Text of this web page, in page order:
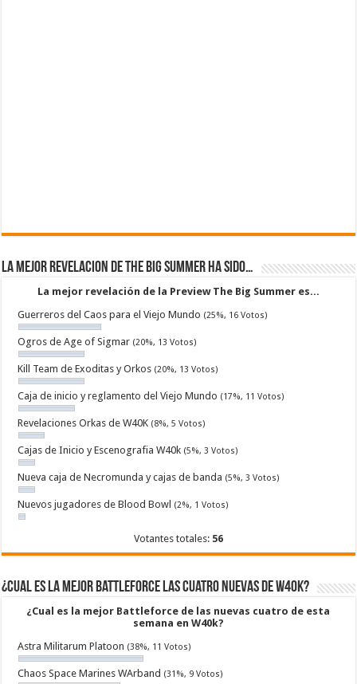
La mejor revelacion de The Big Summer ha sido…
La mejor revelación de la Preview The Big Summer es...
Guerreros del Caos para el Viejo Mundo (25%, 16 Votos)
Ogros de Age of Sigmar (20%, 13 Votos)
Kill Team de Exoditas y Orkos (20%, 13 Votos)
Caja de inicio y reglamento del Viejo Mundo (17%, 11 Votos)
Revelaciones Orkas de W40K (8%, 5 Votos)
Cajas de Inicio y Escenografia W40k (5%, 3 Votos)
Nueva caja de Necromunda y cajas de banda (5%, 3 Votos)
Nuevos jugadores de Blood Bowl (2%, 1 Votos)
Votantes totales: 56
¿Cual es la mejor Battleforce las cuatro nuevas de W40k?
¿Cual es la mejor Battleforce de las nuevas cuatro de esta
semana en W40k?
Astra Militarum Platoon (38%, 11 Votos)
Chaos Space Marines WArband (31%, 9 Votos)